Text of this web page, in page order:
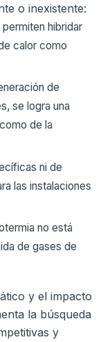
o inexistente:
hibridar
calor como
de
se logra una
de la
ni de
las instalaciones
no está
de gases de
y el impacto
la búsqueda
y